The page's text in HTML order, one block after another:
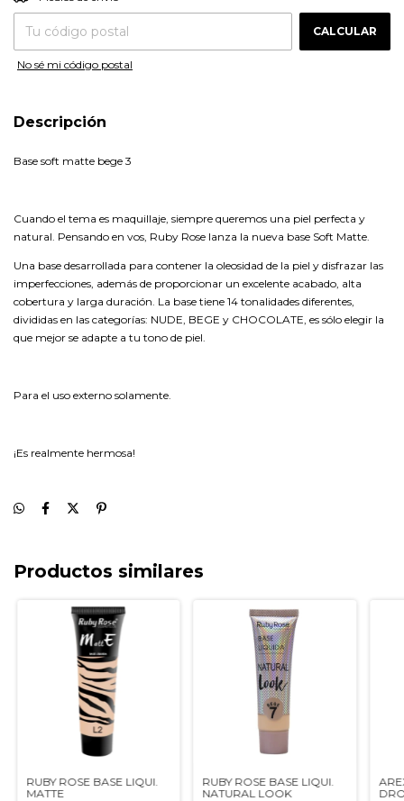
CALCULAR
No sé mi código postal
Descripción
Base soft matte bege 3
Cuando el tema es maquillaje, siempre queremos una piel perfecta y
natural. Pensando en vos, Ruby Rose lanza la nueva base Soft Matte.
Una base desarrollada para contener la oleosidad de la piel y disfrazar las
imperfecciones, además de proporcionar un excelente acabado, alta
cobertura y larga duración. La base tiene 14 tonalidades diferentes,
divididas en las categorías: NUDE, BEGE y CHOCOLATE, es sólo elegir la
que mejor se adapte a tu tono de piel.
Para el uso externo solamente.
¡Es realmente hermosa!
Productos similares
RUBY ROSE BASE LIQUI.
MATTE
RUBY ROSE BASE LIQUI.
NATURAL LOOK